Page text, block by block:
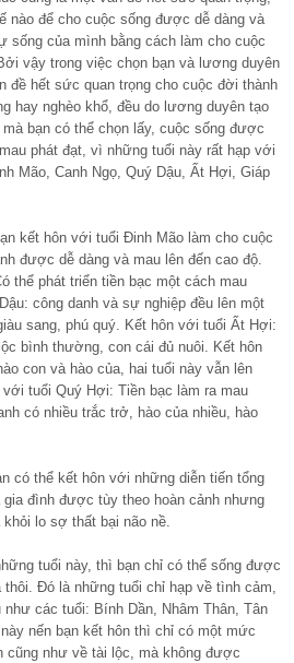
nào để cho cuộc sống được dễ dàng và
sống của mình bằng cách làm cho cuộc
vậy trong việc chọn bạn và lương duyên
đề hết sức quan trọng cho cuộc đời thành
hay nghèo khổ, đều do lương duyên tạo
bạn có thể chọn lấy, cuộc sống được
phát đạt, vì những tuổi này rất hạp với
Mão, Canh Ngọ, Quý Dậu, Ất Hợi, Giáp
kết hôn với tuổi Đinh Mão làm cho cuộc
được dễ dàng và mau lên đến cao độ.
thể phát triển tiền bạc một cách mau
công danh và sự nghiệp đều lên một
sang, phú quý. Kết hôn với tuổi Ất Hợi:
bình thường, con cái đủ nuôi. Kết hôn
con và hào của, hai tuổi này vẫn lên
tuổi Quý Hợi: Tiền bạc làm ra mau
có nhiều trắc trở, hào của nhiều, hào
có thể kết hôn với những diễn tiến tổng
đình được tùy theo hoàn cảnh nhưng
lo sợ thất bại não nề.
tuổi này, thì bạn chỉ có thể sống được
thôi. Đó là những tuổi chỉ hạp về tình cảm,
các tuổi: Bính Dần, Nhâm Thân, Tân
nến bạn kết hôn thì chỉ có một mức
cũng như về tài lộc, mà không được